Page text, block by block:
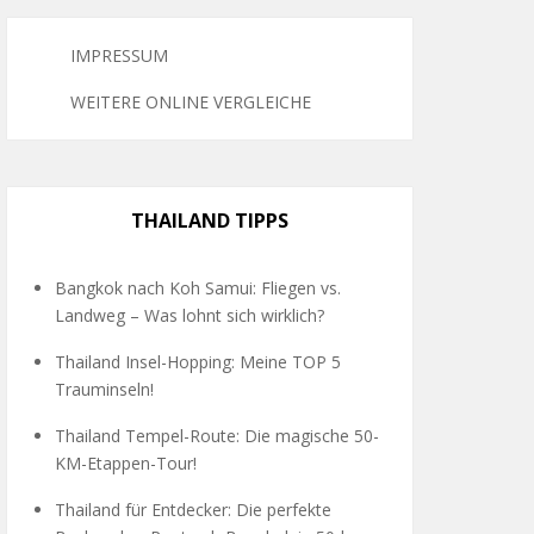
IMPRESSUM
WEITERE ONLINE VERGLEICHE
THAILAND TIPPS
Bangkok nach Koh Samui: Fliegen vs.
Landweg – Was lohnt sich wirklich?
Thailand Insel-Hopping: Meine TOP 5
Trauminseln!
Thailand Tempel-Route: Die magische 50-
KM-Etappen-Tour!
Thailand für Entdecker: Die perfekte